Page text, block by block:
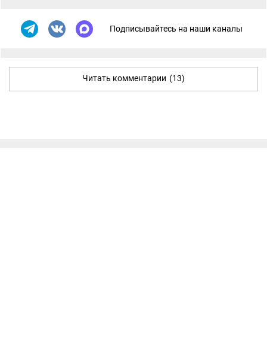
Подписывайтесь на наши каналы
Читать комментарии (13)